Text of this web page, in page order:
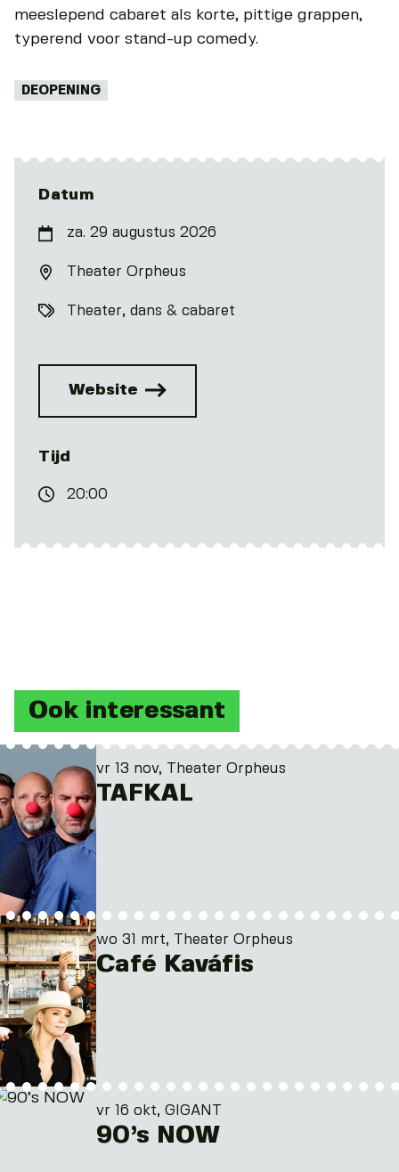
meeslepend cabaret als korte, pittige grappen,
typerend voor stand-up comedy.
Tags:
DEOPENING
Datum
za. 29 augustus 2026
Theater Orpheus
Theater, dans & cabaret
Website
Tijd
20:00
Ook interessant
vr 13 nov, Theater Orpheus
TAFKAL
wo 31 mrt, Theater Orpheus
Café Kaváfis
vr 16 okt, GIGANT
90’s NOW